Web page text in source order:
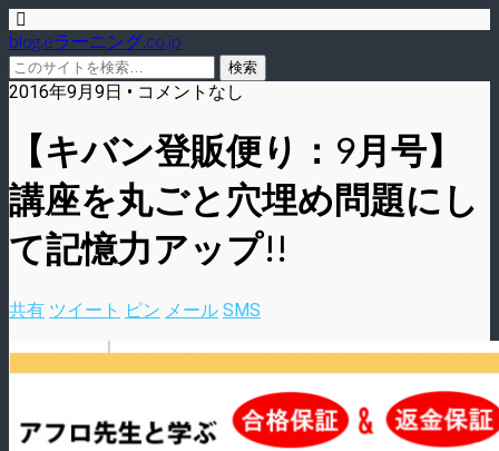
blog.eラーニング.co.jp
2016年9月9日 • コメントなし
【キバン登販便り：9月号】
講座を丸ごと穴埋め問題にし
て記憶力アップ!!
共有 ツイート ピン メール SMS